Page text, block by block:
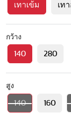
เทาเข้ม เท
กว้าง
140 280
สูง
140 160